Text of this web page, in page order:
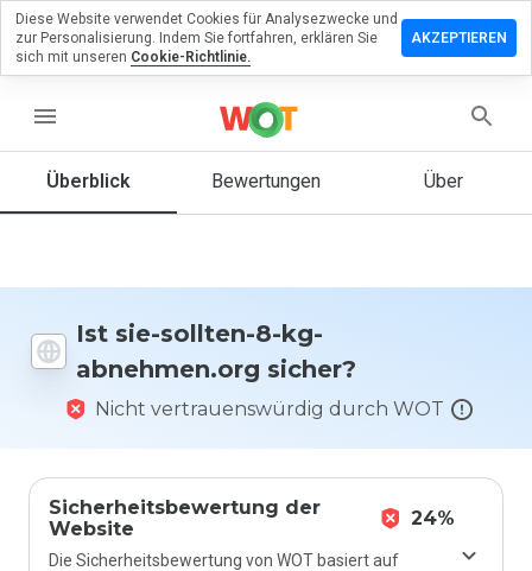
menu
Überblick Bewertungen Über
Ist sie-sollten-8-kg-
abnehmen.org sicher?
Nicht vertrauenswürdig durch WOT
Sicherheitsbewertung der
Website
24%
Die Sicherheitsbewertung von WOT basiert auf
zu
Wie
Sie diese
Website
auf einer
1 bis 5
Diese Website verwendet Cookies für Analysezwecke und
zur Personalisierung. Indem Sie fortfahren, erklären Sie
sich mit unseren Cookie-Richtlinie.
AKZEPTIEREN